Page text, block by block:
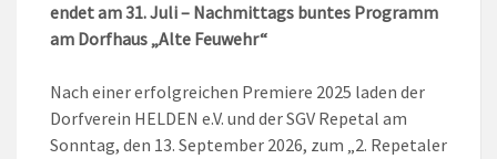
endet am 31. Juli – Nachmittags buntes Programm
am Dorfhaus „Alte Feuwehr“
Nach einer erfolgreichen Premiere 2025 laden der
Dorfverein HELDEN e.V. und der SGV Repetal am
Sonntag, den 13. September 2026, zum „2. Repetaler